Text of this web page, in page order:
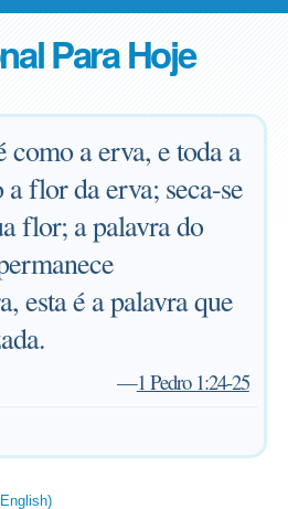
Para Hoje
como a erva, e toda a
flor da erva; seca-se
flor; a palavra do
esta é a palavra que
—1 Pedro 1:24-25